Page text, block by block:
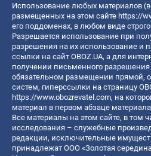
Использование любых материалов
размещенных на этом сайте https://
его поддоменах, в любом виде
Разрешается использование при
разрешения на их использование и
ссылки на сайт OBOZ.UA, а для
получении письменного
обязательном размещении прямой,
систем, гиперссылки на страницу
https://www.obozrevatel.com, на
материал в первом абзаце
Все материалы на этом сайте, в том
исследования – служебные
редакции, исключительные
принадлежат ООО «Золотая